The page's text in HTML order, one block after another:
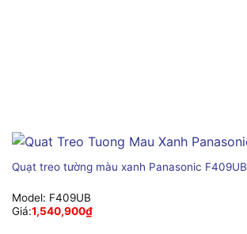
Quạt treo tường màu xanh Panasonic F409UB
Model: F409UB
Giá:1,540,900₫